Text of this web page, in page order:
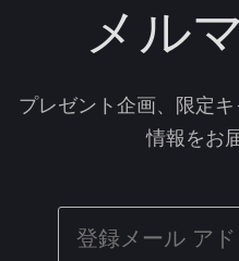
メル
プレゼント企画、限定
情報をお